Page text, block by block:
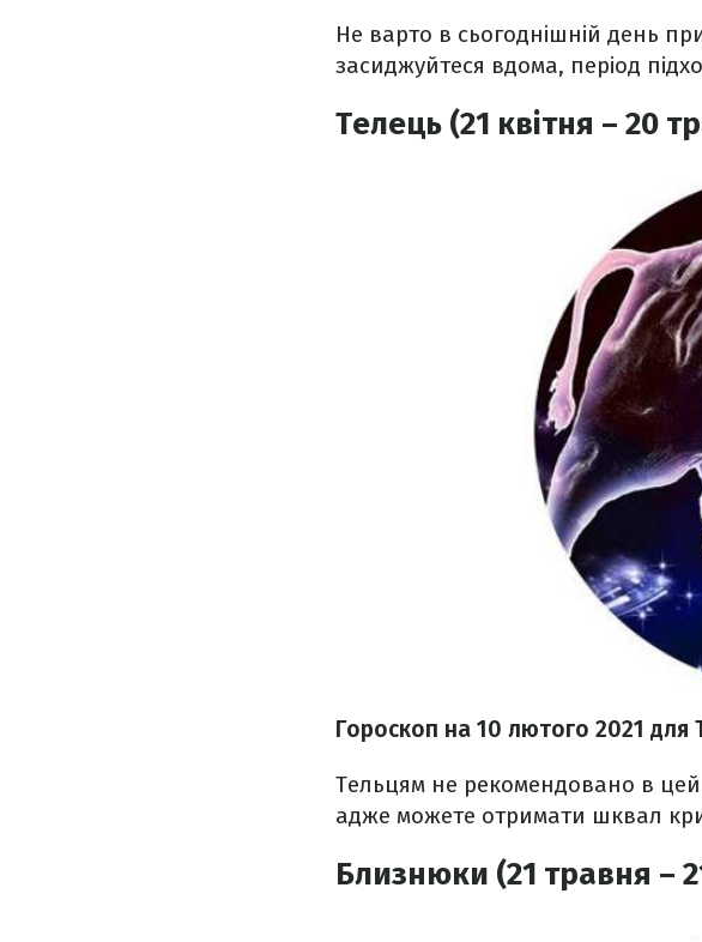
Не варто в сьогоднішній день
засиджуйтеся вдома, період
Телець (21 квітня – 20
Гороскоп на 10 лютого 2021 для
Тельцям не рекомендовано в цей
адже можете отримати шквал
Близнюки (21 травня –